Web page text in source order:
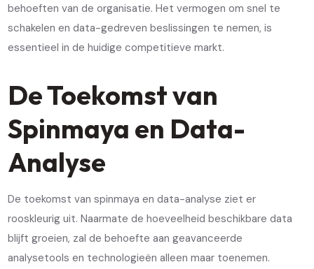
behoeften van de organisatie. Het vermogen om snel te
schakelen en data-gedreven beslissingen te nemen, is
essentieel in de huidige competitieve markt.
De Toekomst van
Spinmaya en Data-
Analyse
De toekomst van spinmaya en data-analyse ziet er
rooskleurig uit. Naarmate de hoeveelheid beschikbare data
blijft groeien, zal de behoefte aan geavanceerde
analysetools en technologieën alleen maar toenemen.